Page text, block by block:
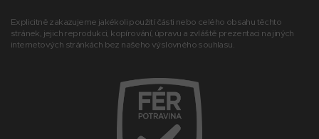
Explicitně zakazujeme jakékoli použití části nebo celého obsahu těchto
stránek, jejich reprodukci, kopírování, úpravu a zvláště prezentaci na jiných
internetových stránkách bez našeho výslovného souhlasu.